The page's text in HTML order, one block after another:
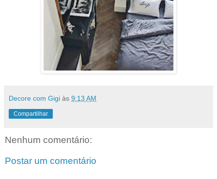
Decore com Gigi às 9:13 AM
Compartilhar
Nenhum comentário:
Postar um comentário